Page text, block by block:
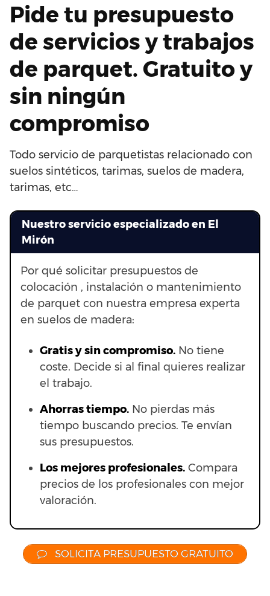
Pide tu presupuesto
de servicios y trabajos
de parquet. Gratuito y
sin ningún
compromiso
Todo servicio de parquetistas relacionado con
suelos sintéticos, tarimas, suelos de madera,
tarimas, etc…
Nuestro servicio especializado en El
Mirón
Por qué solicitar presupuestos de
colocación , instalación o mantenimiento
de parquet con nuestra empresa experta
en suelos de madera:
Gratis y sin compromiso. No tiene
coste. Decide si al final quieres realizar
el trabajo.
Ahorras tiempo. No pierdas más
tiempo buscando precios. Te envían
sus presupuestos.
Los mejores profesionales. Compara
precios de los profesionales con mejor
valoración.
SOLICITA PRESUPUESTO GRATUITO